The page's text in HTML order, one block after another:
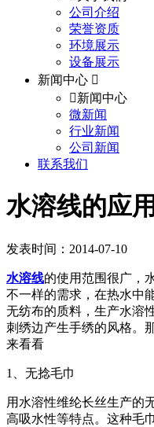
公司介绍
荣誉资质
环境展示
设备展示
新闻中心
新闻中心
微新闻
行业新闻
公司新闻
联系我们
水溶线的应
发表时间：2014-07-10
水溶线的使用范围很广，
不一样的需求，在热水中
无纺布的质料，生产水溶
刺绣边产生手绣的风格。
来看看
1、无捻毛巾
用水溶性维纶长丝生产的
高吸水性等特点。这种毛